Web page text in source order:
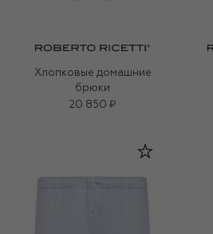
Хлопковые домашние
брюки
20 850 ₽